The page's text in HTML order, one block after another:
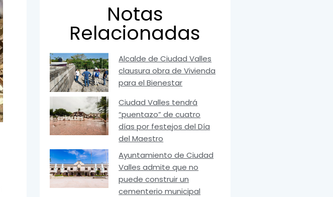
Notas
Relacionadas
Alcalde de Ciudad Valles
clausura obra de Vivienda
para el Bienestar
Ciudad Valles tendrá
“puentazo” de cuatro
días por festejos del Día
del Maestro
Ayuntamiento de Ciudad
Valles admite que no
puede construir un
cementerio municipal